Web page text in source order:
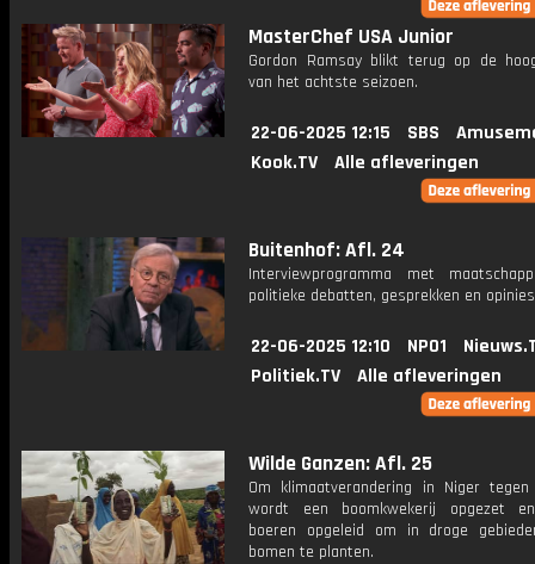
MasterChef USA Junior
Gordon Ramsay blikt terug op de
van het achtste seizoen.
22-06-2025 12:15 SBS
Kook.TV
Alle afleveringen
Buitenhof: Afl. 24
Interviewprogramma met
politieke debatten, gesprekken en
22-06-2025 12:10 NPO1
Politiek.TV
Alle afleveringen
Wilde Ganzen: Afl. 25
Om klimaatverandering in Niger
wordt een boomkwekerij opgezet
boeren opgeleid om in droge
bomen te planten.